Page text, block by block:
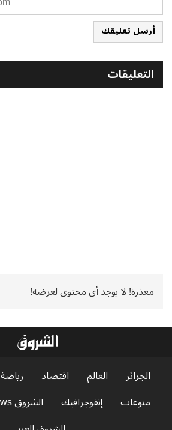
أرسل تعليقك
التعليقات
معذرة! لا يوجد أي محتوى لعرضه!
الجزائر العالم اقتصاد رياضة
منوعات
إنفوجرافيك الشروق News